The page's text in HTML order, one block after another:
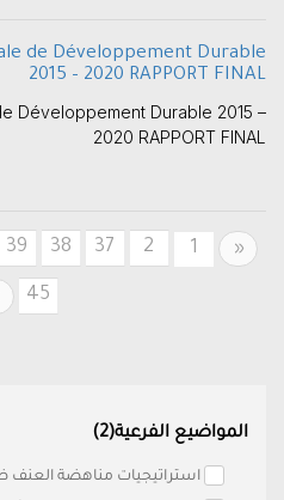
de Développement Durable
2015 – 2020 RAPPORT FINAL
Développement Durable 2015 –
2020 RAPPORT FINAL
«
Previous
1
2
37
38
39
45
المواضيع الفرعية(2)
استراتيجيات مناهضة العنف